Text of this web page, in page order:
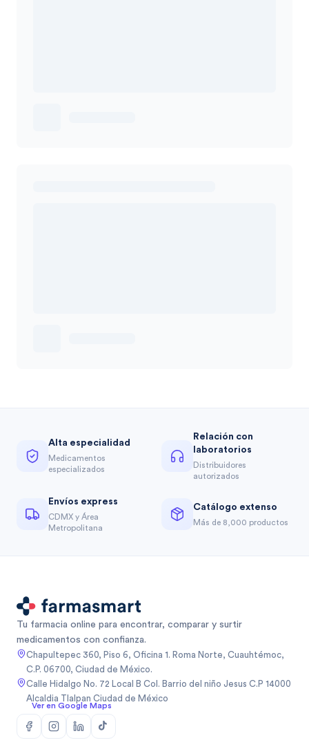
Alta especialidad
Medicamentos
especializados
Relación con
laboratorios
Distribuidores
autorizados
Envíos express
CDMX y Área
Metropolitana
Catálogo extenso
Más de 8,000 productos
Tu farmacia online para encontrar, comparar y surtir
medicamentos con confianza.
Chapultepec 360, Piso 6, Oficina 1. Roma Norte, Cuauhtémoc,
C.P. 06700, Ciudad de México.
Calle Hidalgo No. 72 Local B Col. Barrio del niño Jesus C.P 14000
Alcaldia Tlalpan Ciudad de México
Ver en Google Maps